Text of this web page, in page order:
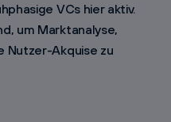
VCs hier aktiv.
um Marktanalyse,
Nutzer-Akquise zu